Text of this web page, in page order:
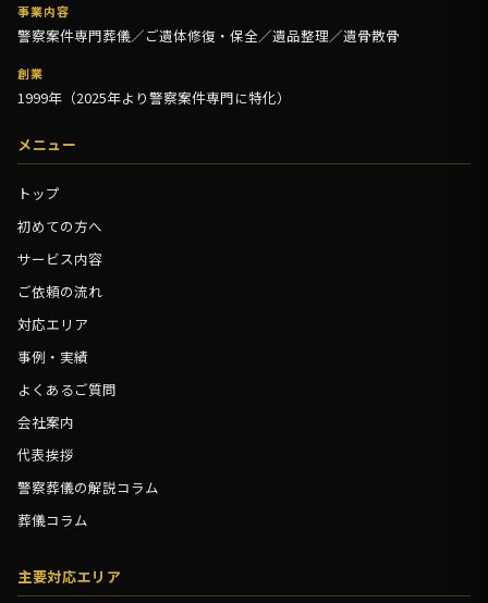
事業内容
警察案件専門葬儀／ご遺体修復・保全／遺品整理／遺骨散骨
創業
1999年（2025年より警察案件専門に特化）
メニュー
トップ
初めての方へ
サービス内容
ご依頼の流れ
対応エリア
事例・実績
よくあるご質問
会社案内
代表挨拶
警察葬儀の解説コラム
葬儀コラム
主要対応エリア